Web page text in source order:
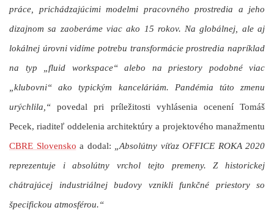
práce, prichádzajúcimi modelmi pracovného prostredia a jeho
dizajnom sa zaoberáme viac ako 15 rokov. Na globálnej, ale aj
lokálnej úrovni vidíme potrebu transformácie prostredia napríklad
na typ „fluid workspace“ alebo na priestory podobné viac
„klubovni“ ako typickým kanceláriám. Pandémia túto zmenu
urýchlila,“ povedal pri príležitosti vyhlásenia ocenení Tomáš
Pecek, riaditeľ oddelenia architektúry a projektového manažmentu
CBRE Slovensko a dodal:
„Absolútny víťaz OFFICE ROKA 2020
reprezentuje i absolútny vrchol tejto premeny. Z historickej
chátrajúcej industriálnej budovy vznikli funkčné priestory so
špecifickou atmosférou.“